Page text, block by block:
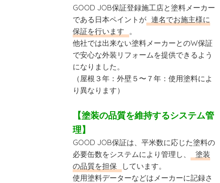
GOOD JOB保証登録施工店と塗料メーカー
である日本ペイントが 連名でお施主様に
保証を行います
。
他社では出来ない塗料メーカーとのW保証
で安心な外装リフォームを提供できるよう
になりました。
（屋根３年：外壁５〜７年：使用塗料によ
り異なります）
【塗装の品質を維持するシステム管
理】
GOOD JOB保証は、平米数に応じた塗料の
必要缶数をシステムにより管理し、
塗装
の品質を担保
しています。
使用塗料データーなどはメーカーに記録さ